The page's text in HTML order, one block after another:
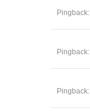
Pingback:
Pingback:
Pingback: